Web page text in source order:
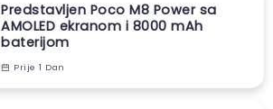
Predstavljen Poco M8 Power sa
AMOLED ekranom i 8000 mAh
baterijom
Prije 1 Dan